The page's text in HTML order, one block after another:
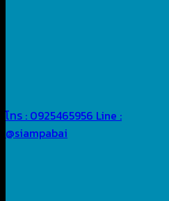
โทร : 0925465956 Line :
@siampabai